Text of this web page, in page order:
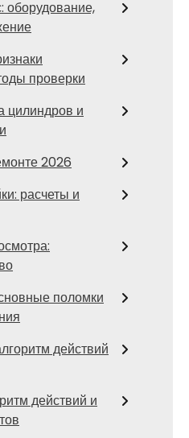
оборудование,
проверки
цилиндров и
2026
расчеты и
поломки
действий
действий и